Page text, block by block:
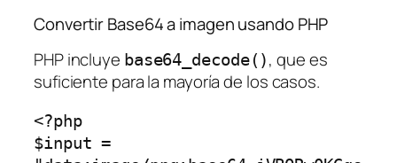
Convertir Base64 a imagen usando PHP
PHP incluye base64_decode(), que es
suficiente para la mayoría de los casos.
<?php
$input =